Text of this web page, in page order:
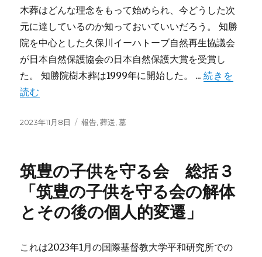
木葬はどんな理念をもって始められ、今どうした次
元に達しているのか知っておいていいだろう。 知勝
院を中心とした久保川イーハトーブ自然再生協議会
が日本自然保護協会の日本自然保護大賞を受賞し
た。 知勝院樹木葬は1999年に開始した。 ...続きを
読む
投
2023年11月8日
カ
ー
報告 ,葬送 ,墓
筑豊の子供を守る会 総括３
「筑豊の子供を守る会の解体
とその後の個人的変遷」
これは2023年1月の国際基督教大学平和研究所での